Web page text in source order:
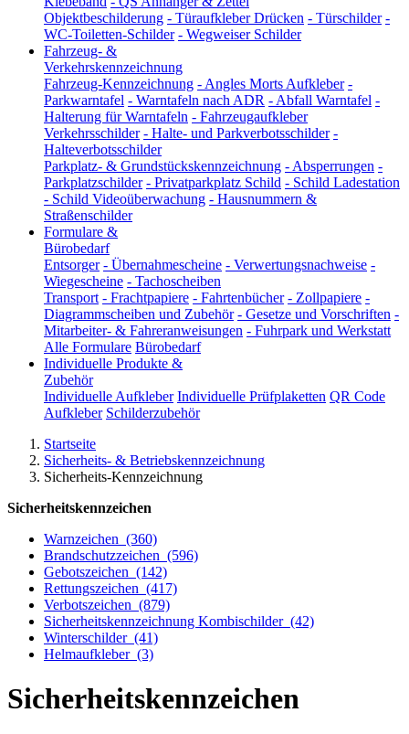
Objektbeschilderung - Türaufkleber Drücken - Türschilder -
WC-Toiletten-Schilder - Wegweiser Schilder
Fahrzeug- &
Verkehrskennzeichnung
Fahrzeug-Kennzeichnung - Angles Morts Aufkleber -
Parkwarntafel - Warntafeln nach ADR - Abfall Warntafel -
Halterung für Warntafeln - Fahrzeugaufkleber
Verkehrsschilder - Halte- und Parkverbotsschilder -
Halteverbotsschilder
Parkplatz- & Grundstückskennzeichnung - Absperrungen -
Parkplatzschilder - Privatparkplatz Schild - Schild Ladestation
- Schild Videoüberwachung - Hausnummern &
Straßenschilder
Formulare &
Bürobedarf
Entsorger - Übernahmescheine - Verwertungsnachweise -
Wiegescheine - Tachoscheiben
Transport - Frachtpapiere - Fahrtenbücher - Zollpapiere -
Diagrammscheiben und Zubehör - Gesetze und Vorschriften -
Mitarbeiter- & Fahreranweisungen - Fuhrpark und Werkstatt
Alle Formulare Bürobedarf
Individuelle Produkte &
Zubehör
Individuelle Aufkleber Individuelle Prüfplaketten QR Code
Aufkleber Schilderzubehör
Startseite
Sicherheits- & Betriebskennzeichnung
Sicherheits-Kennzeichnung
Sicherheitskennzeichen
Warnzeichen (360)
Brandschutzzeichen (596)
Gebotszeichen (142)
Rettungszeichen (417)
Verbotszeichen (879)
Sicherheitskennzeichnung Kombischilder (42)
Winterschilder (41)
Helmaufkleber (3)
Sicherheitskennzeichen